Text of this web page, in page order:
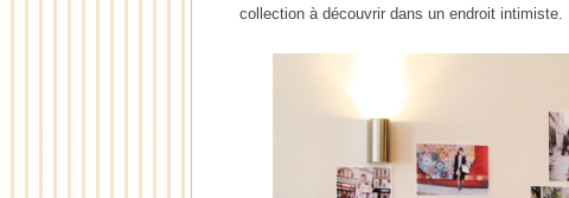
collection à découvrir dans un endroit intimiste.